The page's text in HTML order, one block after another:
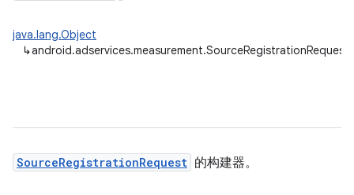
java.lang.Object
↳
SourceRegistrationRequest 的构建器。